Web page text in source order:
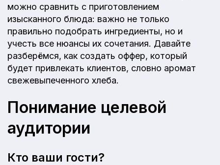
можно сравнить с приготовлением
изысканного блюда: важно не только
правильно подобрать ингредиенты, но и
учесть все нюансы их сочетания. Давайте
разберёмся, как создать оффер, который
будет привлекать клиентов, словно аромат
свежевыпеченного хлеба.
Понимание целевой
аудитории
Кто ваши гости?